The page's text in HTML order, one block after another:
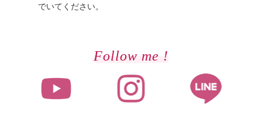
でいてください。
Follow me !